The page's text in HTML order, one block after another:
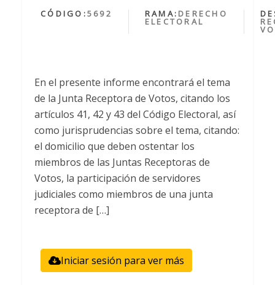
CÓDIGO:5692 RAMA: DERECHO
ELECTORAL
En el presente informe encontrará el tema
de la Junta Receptora de Votos, citando los
artículos 41, 42 y 43 del Código Electoral, así
como jurisprudencias sobre el tema, citando:
el domicilio que deben ostentar los
miembros de las Juntas Receptoras de
Votos, la participación de servidores
judiciales como miembros de una junta
receptora de […]
Iniciar sesión para ver más